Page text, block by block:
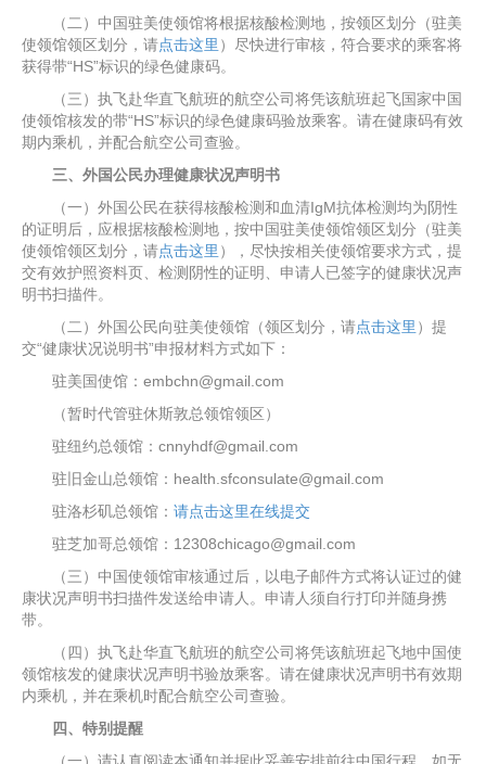
（二）中国驻美使领馆将根据核酸检测地，按领区划分（驻美
使领馆领区划分，请点击这里 ）尽快进行审核，符合要求的乘客将
获得带“HS”标识的绿色健康码。
（三）执飞赴华直飞航班的航空公司将凭该航班起飞国家中国
使领馆核发的带“HS”标识的绿色健康码验放乘客。请在健康码有效
期内乘机，并配合航空公司查验。
三、外国公民办理健康状况声明书
（一）外国公民在获得核酸检测和血清IgM抗体检测均为阴性
的证明后，应根据核酸检测地，按中国驻美使领馆领区划分（驻美
使领馆领区划分，请点击这里 ），尽快按相关使领馆要求方式，提
交有效护照资料页、检测阴性的证明、申请人已签字的健康状况声
明书扫描件。
（二）外国公民向驻美使领馆（领区划分，请点击这里 ）提
交“健康状况说明书”申报材料方式如下：
驻美国使馆：embchn@gmail.com
（暂时代管驻休斯敦总领馆领区）
驻纽约总领馆：cnnyhdf@gmail.com
驻旧金山总领馆：health.sfconsulate@gmail.com
驻洛杉矶总领馆： 请点击这里在线提交
驻芝加哥总领馆：12308chicago@gmail.com
（三）中国使领馆审核通过后，以电子邮件方式将认证过的健
康状况声明书扫描件发送给申请人。申请人须自行打印并随身携
带。
（四）执飞赴华直飞航班的航空公司将凭该航班起飞地中国使
领馆核发的健康状况声明书验放乘客。请在健康状况声明书有效期
内乘机，并在乘机时配合航空公司查验。
四、特别提醒